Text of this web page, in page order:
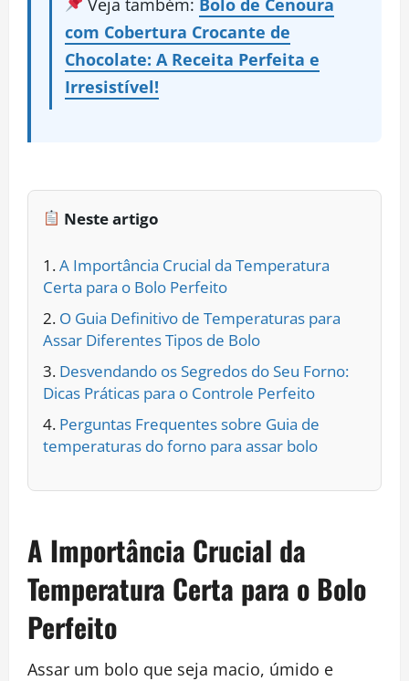
com Cobertura Crocante de
Chocolate: A Receita Perfeita e
Irresistível!
Neste artigo
A Importância Crucial da Temperatura
Certa para o Bolo Perfeito
O Guia Definitivo de Temperaturas para
Assar Diferentes Tipos de Bolo
Desvendando os Segredos do Seu Forno:
Dicas Práticas para o Controle Perfeito
Perguntas Frequentes sobre Guia de
temperaturas do forno para assar bolo
A Importância Crucial da
Temperatura Certa para o Bolo
Perfeito
Assar um bolo que seja macio, úmido e